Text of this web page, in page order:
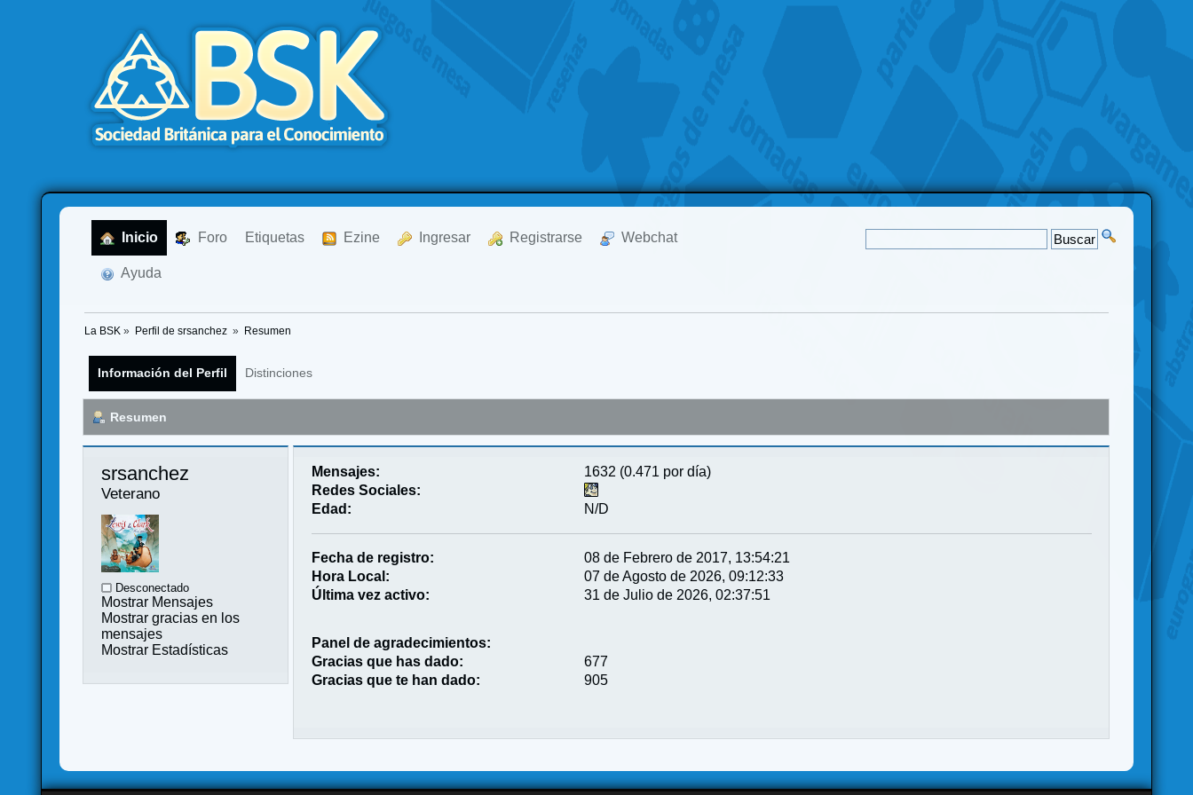
Inicio Foro Etiquetas Ezine Ingresar Registrarse Webchat
Ayuda
La BSK » Perfil de srsanchez » Resumen
Información del Perfil Distinciones
Resumen
srsanchez
Veterano
Desconectado
Mostrar Mensajes
Mostrar gracias en los
mensajes
Mostrar Estadísticas
Mensajes:
1632 (0.471 por día)
Redes Sociales:
Edad:
N/D
Fecha de registro:
08 de Febrero de 2017, 13:54:21
Hora Local:
07 de Agosto de 2026, 09:12:33
Última vez activo:
31 de Julio de 2026, 02:37:51
Panel de agradecimientos:
Gracias que has dado:
677
Gracias que te han dado:
905